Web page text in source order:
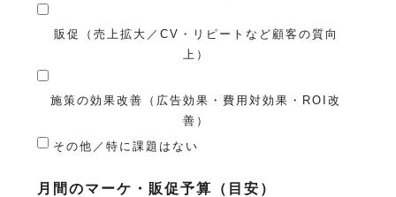
販促（売上拡大／CV・リピートなど顧客の質向
上）
施策の効果改善（広告効果・費用対効果・ROI改
善）
その他／特に課題はない
月間のマーケ・販促予算（目安）